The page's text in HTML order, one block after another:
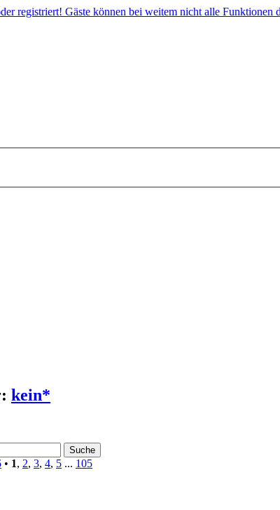
registriert! Gäste können bei weitem nicht alle
kein*
• 1, 2, 3, 4, 5 ... 105